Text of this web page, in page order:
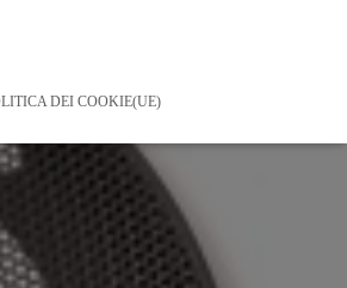
DEI COOKIE(UE)